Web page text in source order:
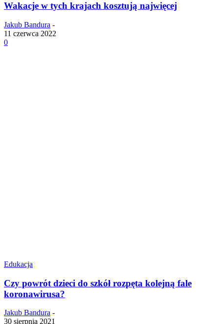
Wakacje w tych krajach kosztują najwięcej
Jakub Bandura -
11 czerwca 2022
0
Edukacja
Czy powrót dzieci do szkół rozpęta kolejną fale
koronawirusa?
Jakub Bandura -
30 sierpnia 2021